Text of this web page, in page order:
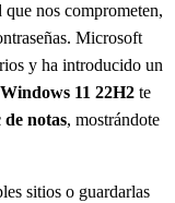
que nos comprometen,
Microsoft
y ha introducido un
Windows 11 22H2 te
de notas, mostrándote
sitios o guardarlas